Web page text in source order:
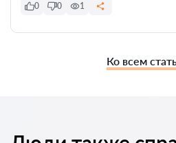
0 0 1
Ко всем